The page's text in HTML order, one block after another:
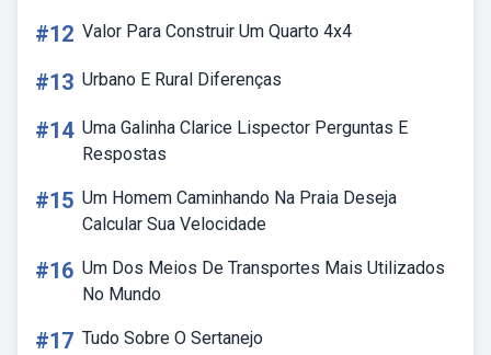
#12 Valor Para Construir Um Quarto 4x4
#13 Urbano E Rural Diferenças
#14 Uma Galinha Clarice Lispector Perguntas E
Respostas
#15 Um Homem Caminhando Na Praia Deseja
Calcular Sua Velocidade
#16 Um Dos Meios De Transportes Mais Utilizados
No Mundo
#17 Tudo Sobre O Sertanejo